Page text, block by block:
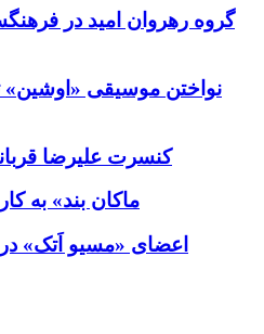
گروه رهروان امید در
نواختن موسیقی «اوشین»
کنسرت علیرضا
«ماکان بند» به
اعضای «مسیو اَتک»